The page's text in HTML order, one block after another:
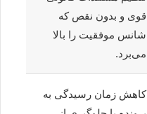
قوی و بدون نقص که
شانس موفقیت را بالا
می‌برد.
کاهش زمان رسیدگی به